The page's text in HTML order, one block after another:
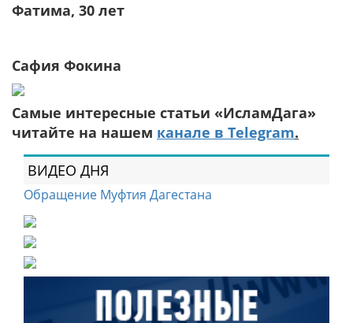
Фатима, 30 лет
Сафия Фокина
Самые интересные статьи «ИсламДага»
читайте на нашем канале в Telegram.
ВИДЕО ДНЯ
Обращение Муфтия Дагестана